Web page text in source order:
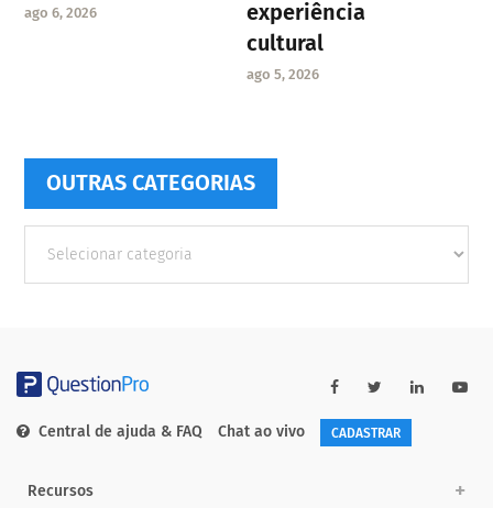
ago 6, 2026
experiência
cultural
ago 5, 2026
OUTRAS CATEGORIAS
Categorias
Central de ajuda & FAQ Chat ao vivo CADASTRAR
Recursos